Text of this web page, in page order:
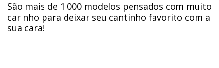
São mais de 1.000 modelos pensados com muito
carinho para deixar seu cantinho favorito com a
sua cara!